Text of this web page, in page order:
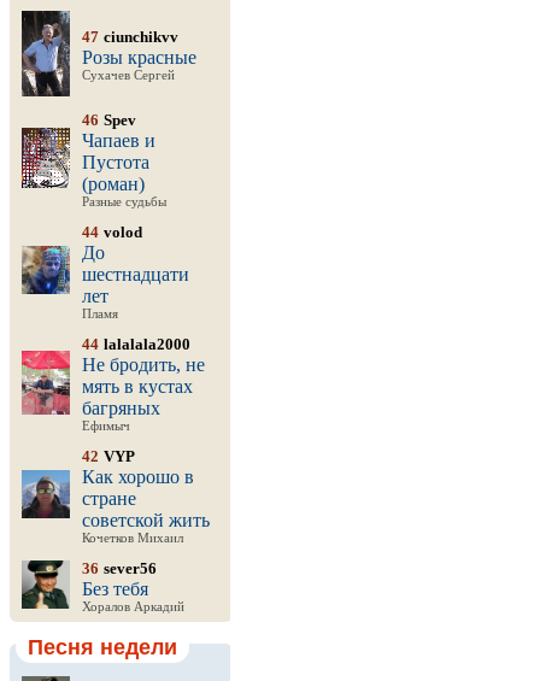
47 ciunchikvv
Розы красные
Сухачев Сергей
46 Spev
Чапаев и
Пустота
(роман)
Разные судьбы
44 volod
До
шестнадцати
лет
Пламя
44 lalalala2000
Не бродить, не
мять в кустах
багряных
Ефимыч
42 VYP
Как хорошо в
стране
советской жить
Кочетков Михаил
36 sever56
Без тебя
Хоралов Аркадий
Песня недели